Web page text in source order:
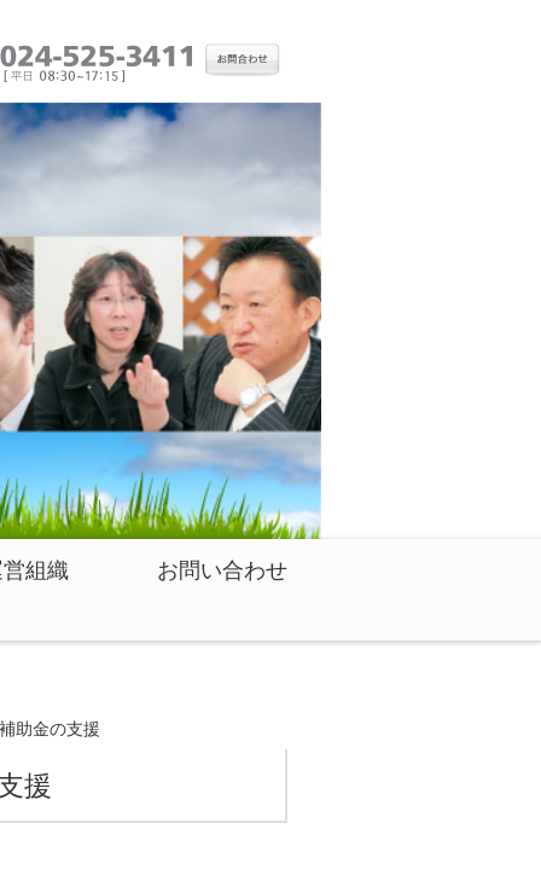
組織 お問い合わせ
助金の支援
援